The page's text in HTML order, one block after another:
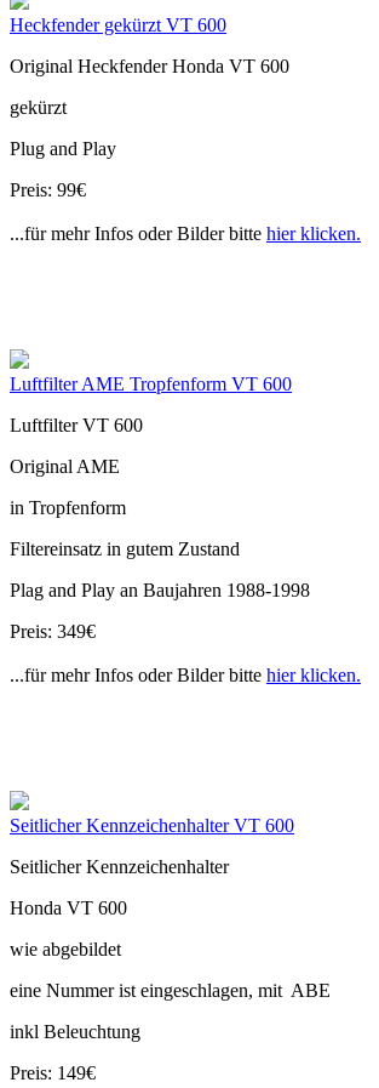
Heckfender gekürzt VT 600
Original Heckfender Honda VT 600
gekürzt
Plug and Play
Preis: 99€
...für mehr Infos oder Bilder bitte hier klicken.
Luftfilter AME Tropfenform VT 600
Luftfilter VT 600
Original AME
in Tropfenform
Filtereinsatz in gutem Zustand
Plag and Play an Baujahren 1988-1998
Preis: 349€
...für mehr Infos oder Bilder bitte hier klicken.
Seitlicher Kennzeichenhalter VT 600
Seitlicher Kennzeichenhalter
Honda VT 600
wie abgebildet
eine Nummer ist eingeschlagen, mit ABE
inkl Beleuchtung
Preis: 149€